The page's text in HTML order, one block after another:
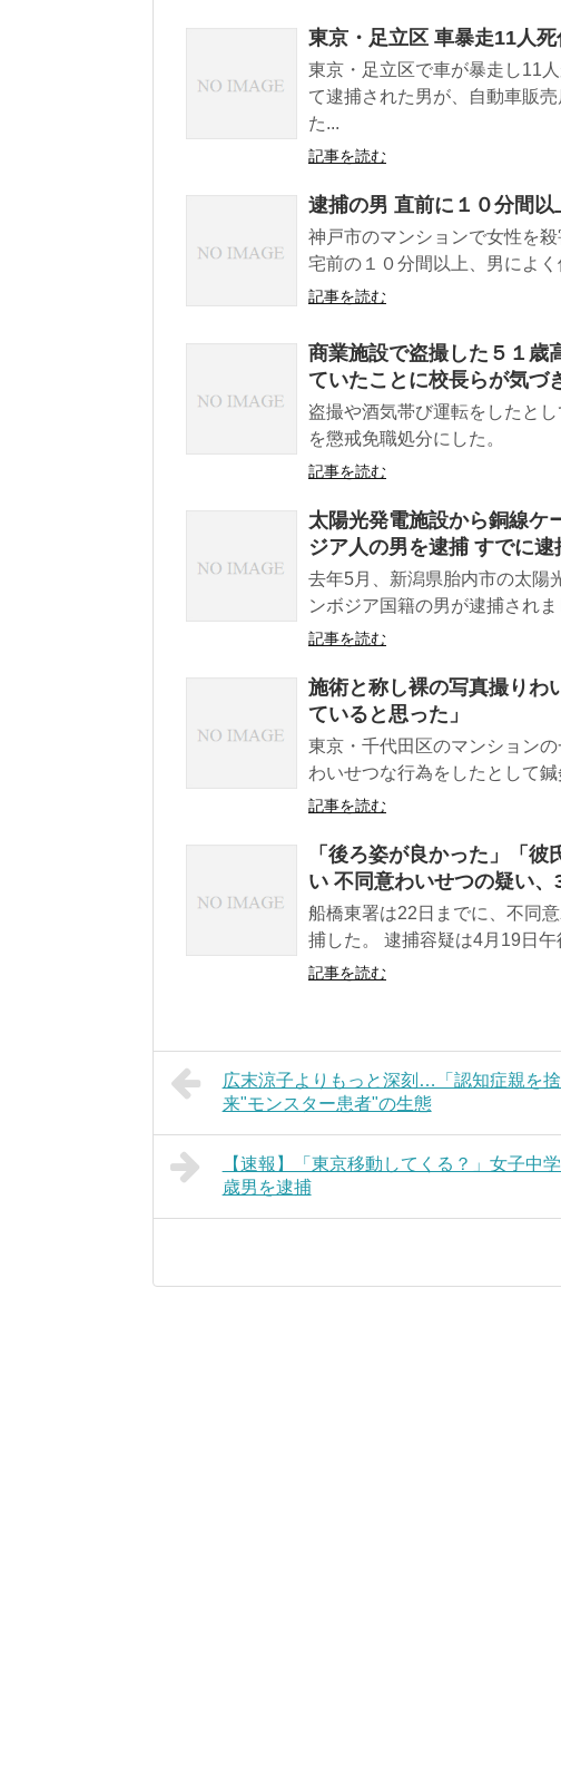
東京・足立区 車暴走11人
東京・足立区で車が暴走し11
て逮捕された男が、自動車販
た...
記事を読む
逮捕の男 直前に１０分間
神戸市のマンションで女性を
宅前の１０分間以上、男によ
記事を読む
商業施設で盗撮した５１歳
ていたことに校長らが気
盗撮や酒気帯び運転をしたと
を懲戒免職処分にした。
記事を読む
太陽光発電施設から銅線ケ
ジア人の男を逮捕 すでに
去年5月、新潟県胎内市の太陽
ンボジア国籍の男が逮捕され
記事を読む
施術と称し裸の写真撮りわ
ていると思った」
東京・千代田区のマンション
わいせつな行為をしたとして
記事を読む
「後ろ姿が良かった」「
い 不同意わいせつの疑い
船橋東署は22日までに、不同
捕した。 逮捕容疑は4月19日
記事を読む
広末涼子よりもっと深刻…「認知症親を
来"モンスター患者"の生態
【速報】「東京移動してくる？」女子中
歳男を逮捕